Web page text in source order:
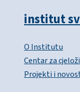
institut
O Institutu
Centar za
Projekti i